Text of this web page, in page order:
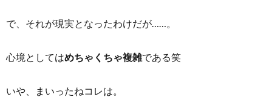
で、それが現実となったわけだが……。
心境としてはめちゃくちゃ複雑である笑
いや、まいったねコレは。